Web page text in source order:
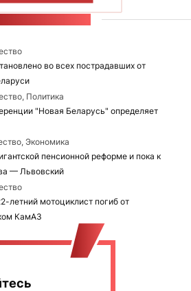
во всех пострадавших от
Политика
"Новая Беларусь" определяет
Экономика
пенсионной реформе и пока к
— Львовский
летний мотоциклист погиб от
КамАЗ